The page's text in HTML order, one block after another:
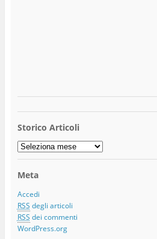
Storico Articoli
Storico
Articoli
Meta
Accedi
RSS degli articoli
RSS dei commenti
WordPress.org